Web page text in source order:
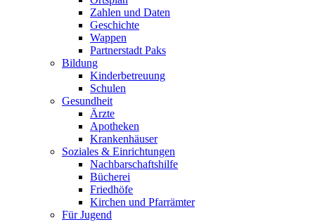
Zahlen und Daten
Geschichte
Wappen
Partnerstadt Paks
Bildung
Kinderbetreuung
Schulen
Gesundheit
Ärzte
Apotheken
Krankenhäuser
Soziales & Einrichtungen
Nachbarschaftshilfe
Bücherei
Friedhöfe
Kirchen und Pfarrämter
Für Jugend